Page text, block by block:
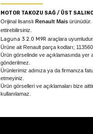
MOTOR TAKOZU SAĞ / ÜST
Orijinal lisanslı Renault Mais ürünüdür.
ettirebilirsiniz.
Laguna 3 2.0 M9R araçlara uyumludur.
Ürüne ait Renault parça kodları;
Ürün görselinde ve açıklamasında yer
gönderilmez.
Ürünlerimiz adınıza ya da firmanıza
etmeyiniz.
Ürün görselleri ve açıklamaları bize
kullanılamaz.